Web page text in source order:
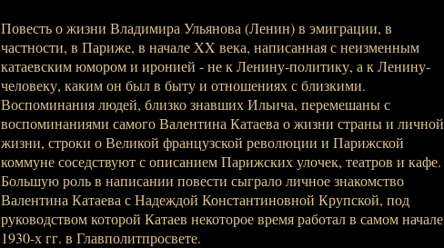
Повесть о жизни Владимира Ульянова (Ленин) в эмиграции, в
частности, в Париже, в начале XX века, написанная с неизменным
катаевским юмором и иронией - не к Ленину-политику, а к Ленину-
человеку, каким он был в быту и отношениях с близкими.
Воспоминания людей, близко знавших Ильича, перемешаны с
воспоминаниями самого Валентина Катаева о жизни страны и личной
жизни, строки о Великой французской революции и Парижской
коммуне соседствуют с описанием Парижских улочек, театров и кафе.
Большую роль в написании повести сыграло личное знакомство
Валентина Катаева с Надеждой Константиновной Крупской, под
руководством которой Катаев некоторое время работал в самом начале
1930-х гг. в Главполитпросвете.